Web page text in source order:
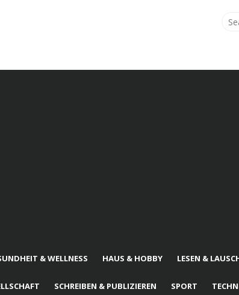
& WELLNESS HAUS & HOBBY LESEN &
SCHREIBEN & PUBLIZIEREN SPORT